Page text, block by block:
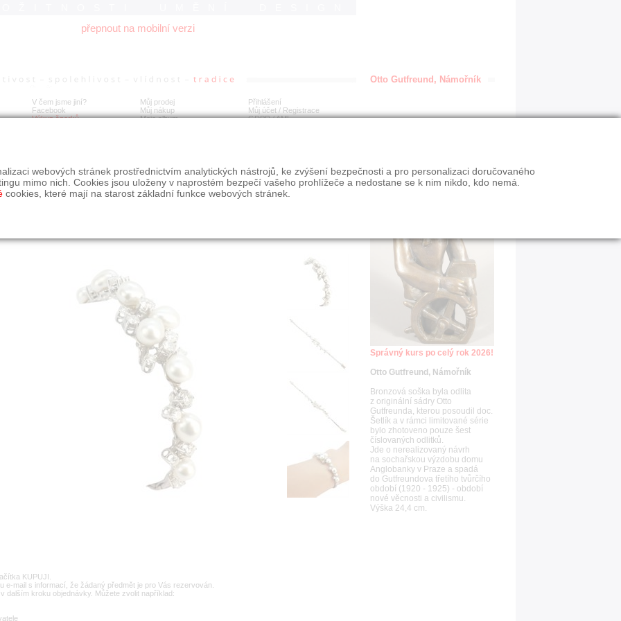
přepnout na mobilní verzi
V čem jsme jiní?
Facebook
Výkup šperků
Můj prodej
Můj nákup
Moje album
Přihlášení
Můj účet / Registrace
GDPR/AML
náramek s diamanty 1,25 ct a perlami
KUPUJI.
mail s informací, že žádaný předmět je pro Vás rezervován.
dalším kroku objednávky. Můžete zvolit například:
Otto Gutfreund, Námořník
Správný kurs po celý rok 2026!
Otto Gutfreund, Námořník
Bronzová soška byla odlita
z originální sádry Otto
Gutfreunda, kterou posoudil doc.
Šetlík a v rámci limitované série
bylo zhotoveno pouze šest
číslovaných odlitků.
Jde o nerealizovaný návrh
na sochařskou výzdobu domu
Anglobanky v Praze a spadá
do Gutfreundova třetího tvůrčího
období (1920 - 1925) - období
nové věcnosti a civilismu.
Výška 24,4 cm.
webových stránek prostřednictvím analytických nástrojů, ke zvýšení bezpečnosti a pro personalizaci doručovaného
mimo nich. Cookies jsou uloženy v naprostém bezpečí vašeho prohlížeče a nedostane se k nim nikdo, kdo nemá.
cookies, které mají na starost základní funkce webových stránek.